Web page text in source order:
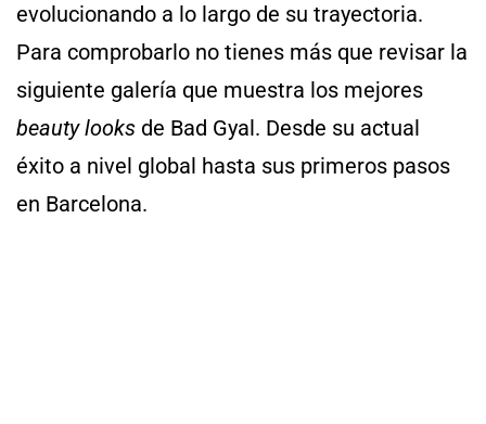
evolucionando a lo largo de su trayectoria.
Para comprobarlo no tienes más que revisar la
siguiente galería que muestra los mejores
beauty looks de Bad Gyal. Desde su actual
éxito a nivel global hasta sus primeros pasos
en Barcelona.